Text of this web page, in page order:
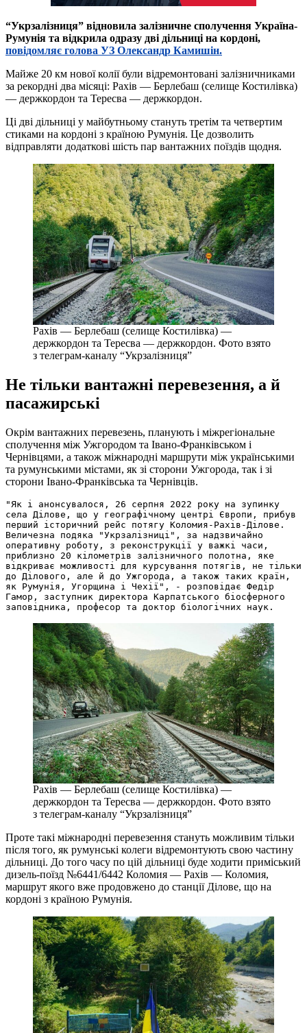
“Укрзалізниця” відновила залізничне сполучення Україна-
Румунія та відкрила одразу дві дільниці на кордоні,
повідомляє голова УЗ Олександр Камишін.
Майже 20 км нової колії були відремонтовані залізничниками
за рекордні два місяці: Рахів — Берлебаш (селище Костилівка)
— держкордон та Тересва — держкордон.
Ці дві дільниці у майбутньому стануть третім та четвертим
стиками на кордоні з країною Румунія. Це дозволить
відправляти додаткові шість пар вантажних поїздів щодня.
Рахів — Берлебаш (селище Костилівка) —
держкордон та Тересва — держкордон. Фото взято
з телеграм-каналу “Укрзалізниця”
Не тільки вантажні перевезення, а й
пасажирські
Окрім вантажних перевезень, планують і міжрегіональне
сполучення між Ужгородом та Івано-Франківськом і
Чернівцями, а також міжнародні маршрути між українськими
та румунськими містами, як зі сторони Ужгорода, так і зі
сторони Івано-Франківська та Чернівців.
"Як і анонсувалося, 26 серпня 2022 року на зупинку
села Ділове, що у географічному центрі Європи, прибув
перший історичний рейс потягу Коломия-Рахів-Ділове.
Величезна подяка "Укрзалізниці", за надзвичайно
оперативну роботу, з реконструкції у важкі часи,
приблизно 20 кілометрів залізничного полотна, яке
відкриває можливості для курсування потягів, не тільки
до Ділового, але й до Ужгорода, а також таких країн,
як Румунія, Угорщина і Чехії", - розповідає Федір
Гамор, заступник директора Карпатського біосферного
заповідника, професор та доктор біологічних наук.
Рахів — Берлебаш (селище Костилівка) —
держкордон та Тересва — держкордон. Фото взято
з телеграм-каналу “Укрзалізниця”
Проте такі міжнародні перевезення стануть можливим тільки
після того, як румунські колеги відремонтують свою частину
дільниці. До того часу по цій дільниці буде ходити приміський
дизель-поїзд №6441/6442 Коломия — Рахів — Коломия,
маршрут якого вже продовжено до станції Ділове, що на
кордоні з країною Румунія.